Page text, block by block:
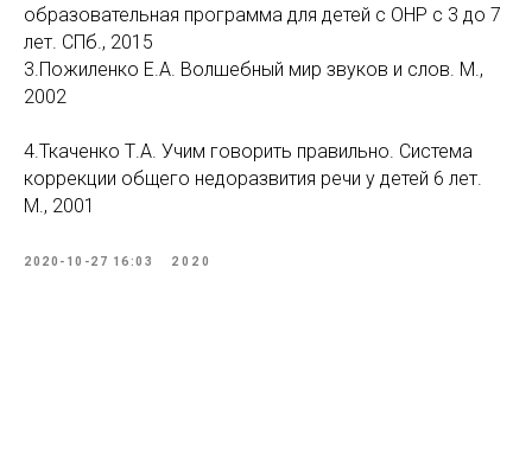
образовательная программа для детей с ОНР с 3 до 7
лет. СПб., 2015
3.Пожиленко Е.А. Волшебный мир звуков и слов. М.,
2002
4.Ткаченко Т.А. Учим говорить правильно. Система
коррекции общего недоразвития речи у детей 6 лет.
М., 2001
2020-10-27 16:03 2020